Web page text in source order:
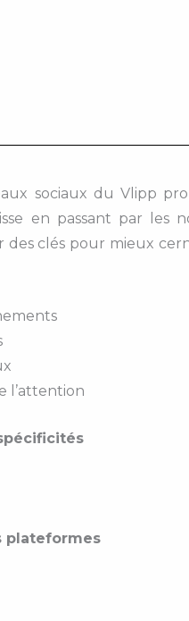
sociaux du Vlipp
en passant par les
clés pour mieux
l’attention
plateformes